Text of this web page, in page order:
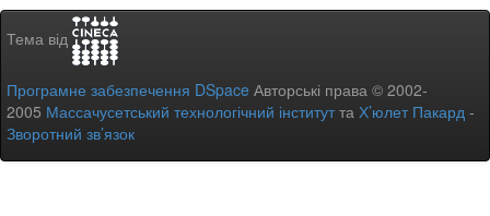
Тема від
Програмне забезпечення DSpace Авторські права © 2002-
2005 Массачусетський технологічний інститутта Х’юлет Пакард -
Зворотний зв’язок